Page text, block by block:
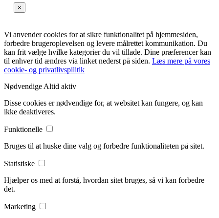
×
Vi anvender cookies for at sikre funktionalitet på hjemmesiden,
forbedre brugeroplevelsen og levere målrettet kommunikation. Du
kan frit vælge hvilke kategorier du vil tillade. Dine præferencer kan
til enhver tid ændres via linket nederst på siden. Læs mere på vores
cookie- og privatlivspilitik
Nødvendige Altid aktiv
Disse cookies er nødvendige for, at websitet kan fungere, og kan
ikke deaktiveres.
Funktionelle
Bruges til at huske dine valg og forbedre funktionaliteten på sitet.
Statistiske
Hjælper os med at forstå, hvordan sitet bruges, så vi kan forbedre
det.
Marketing